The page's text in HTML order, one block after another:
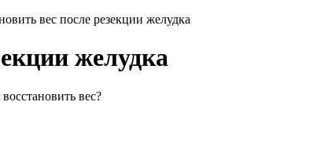
вес после резекции желудка
желудка
вес?